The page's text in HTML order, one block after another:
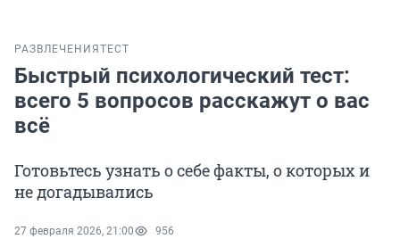
РАЗВЛЕЧЕНИЯ ТЕСТ
Быстрый психологический тест:
всего 5 вопросов расскажут о вас
всё
Готовьтесь узнать о себе факты, о которых и
не догадывались
27 февраля 2026, 21:00 956